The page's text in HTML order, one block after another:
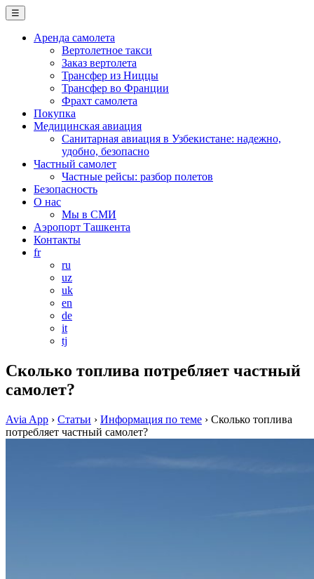
☰
Аренда самолета
Вертолетное такси
Заказ вертолета
Трансфер из Ниццы
Трансфер во Франции
Фрахт самолета
Покупка
Медицинская авиация
Санитарная авиация в Узбекистане: надежно,
удобно, безопасно
Частный самолет
Частные рейсы: разбор полетов
Безопасность
О нас
Мы в СМИ
Аэропорт Ташкента
Контакты
fr
ru
uz
uk
en
de
it
tj
Сколько топлива потребляет частный
самолет?
Avia App › Статьи › Информация по теме › Сколько топлива
потребляет частный самолет?